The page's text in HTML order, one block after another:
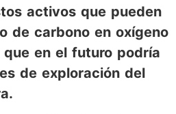
activos que pueden
de carbono en oxígeno
en el futuro podría
de exploración del